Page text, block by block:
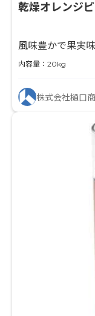
乾燥オレンジ
風味豊かで果実
内容量：20kg
株式会社樋口